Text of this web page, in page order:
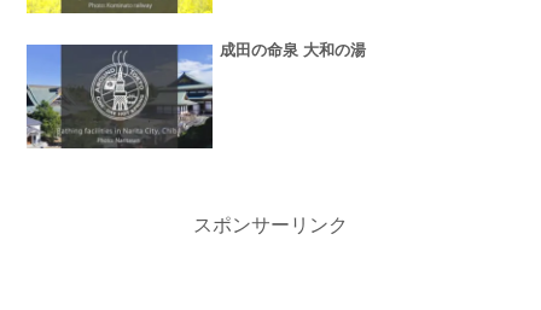
成田の命泉 大和の湯
スポンサーリンク